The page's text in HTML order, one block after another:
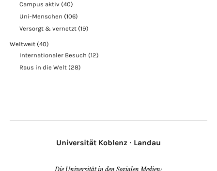
Campus aktiv (40)
Uni-Menschen (106)
Versorgt & vernetzt (19)
Weltweit (40)
Internationaler Besuch (12)
Raus in die Welt (28)
Universität Koblenz · Landau
Die Universität in den Sozialen Medien: